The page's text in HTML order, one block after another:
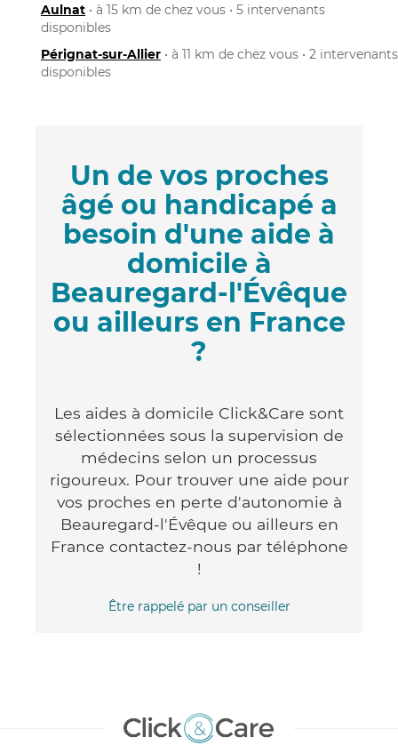
Aulnat • à 15 km de chez vous • 5 intervenants
disponibles
Pérignat-sur-Allier • à 11 km de chez vous • 2 intervenants
disponibles
Un de vos proches
âgé ou handicapé a
besoin d'une aide à
domicile à
Beauregard-l'Évêque
ou ailleurs en France
?
Les aides à domicile Click&Care sont
sélectionnées sous la supervision de
médecins selon un processus
rigoureux. Pour trouver une aide pour
vos proches en perte d'autonomie à
Beauregard-l'Évêque ou ailleurs en
France contactez-nous par téléphone
!
Être rappelé par un conseiller